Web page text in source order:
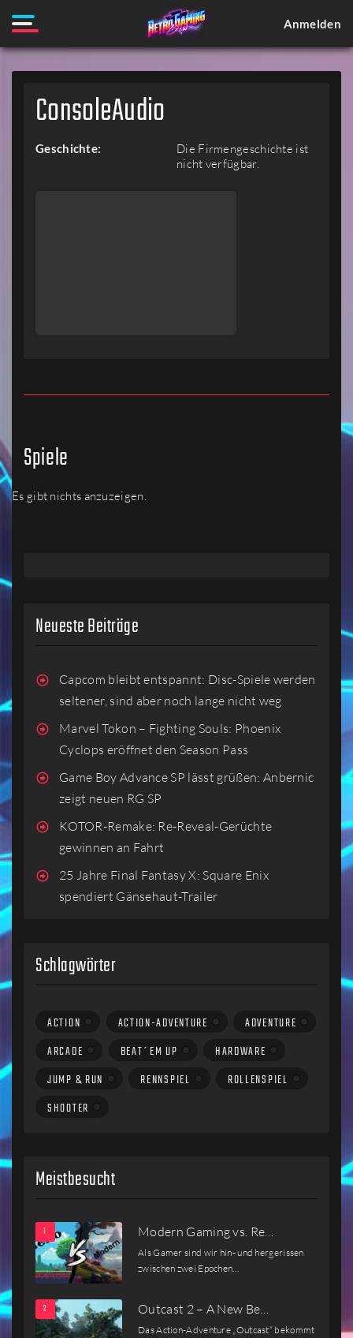
Anmelden
ConsoleAudio
Geschichte:
Die Firmengeschichte ist
nicht verfügbar.
Spiele
Es gibt nichts anzuzeigen.
Neueste Beiträge
Capcom bleibt entspannt: Disc-Spiele werden
seltener, sind aber noch lange nicht weg
Marvel Tokon – Fighting Souls: Phoenix
Cyclops eröffnet den Season Pass
Game Boy Advance SP lässt grüßen: Anbernic
zeigt neuen RG SP
KOTOR-Remake: Re-Reveal-Gerüchte
gewinnen an Fahrt
25 Jahre Final Fantasy X: Square Enix
spendiert Gänsehaut-Trailer
Schlagwörter
ACTION ACTION-ADVENTURE
ADVENTURE
ARCADE
BEAT´EM UP
HARDWARE
JUMP & RUN
RENNSPIEL
ROLLENSPIEL
SHOOTER
Meistbesucht
Modern Gaming vs. Re…
Als Gamer sind wir hin- und hergerissen
zwischen zwei Epochen…
Outcast 2 – A New Be…
Das Action-Adventure „Outcast“ bekommt